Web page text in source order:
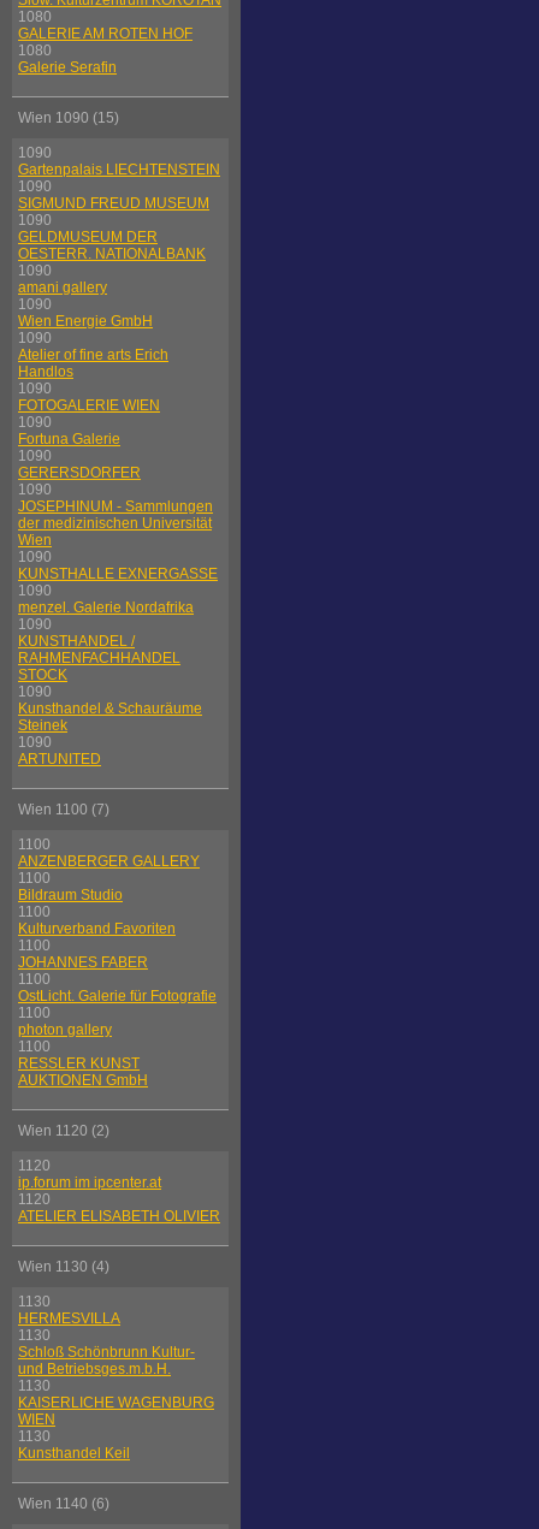
1080
GALERIE AM ROTEN HOF
1080
Galerie Serafin
Wien 1090 (15)
1090
Gartenpalais LIECHTENSTEIN
1090
SIGMUND FREUD MUSEUM
1090
GELDMUSEUM DER
OESTERR. NATIONALBANK
1090
amani gallery
1090
Wien Energie GmbH
1090
Atelier of fine arts Erich
Handlos
1090
FOTOGALERIE WIEN
1090
Fortuna Galerie
1090
GERERSDORFER
1090
JOSEPHINUM - Sammlungen
der medizinischen Universität
Wien
1090
KUNSTHALLE EXNERGASSE
1090
menzel. Galerie Nordafrika
1090
KUNSTHANDEL /
RAHMENFACHHANDEL
STOCK
1090
Kunsthandel & Schauräume
Steinek
1090
ARTUNITED
Wien 1100 (7)
1100
ANZENBERGER GALLERY
1100
Bildraum Studio
1100
Kulturverband Favoriten
1100
JOHANNES FABER
1100
OstLicht. Galerie für Fotografie
1100
photon gallery
1100
RESSLER KUNST
AUKTIONEN GmbH
Wien 1120 (2)
1120
ip.forum im ipcenter.at
1120
ATELIER ELISABETH OLIVIER
Wien 1130 (4)
1130
HERMESVILLA
1130
Schloß Schönbrunn Kultur-
und Betriebsges.m.b.H.
1130
KAISERLICHE WAGENBURG
WIEN
1130
Kunsthandel Keil
Wien 1140 (6)